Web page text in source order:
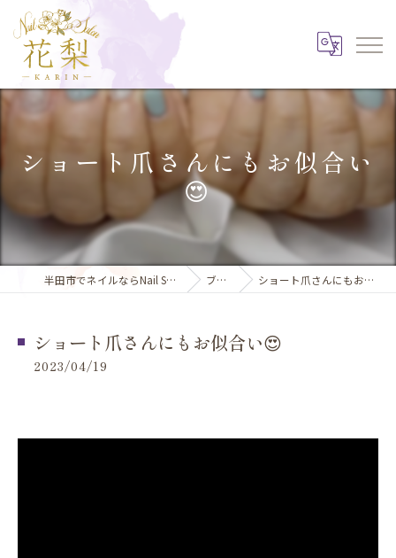
ショート爪さんにもお似合い
😍
半田市でネイルならNail Salon 花梨 ブログ ショート爪さんにもお似合い😍
ショート爪さんにもお似合い😍
2023/04/19